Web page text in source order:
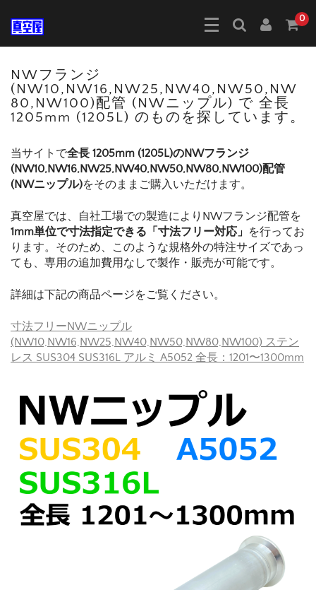
0
NWフランジ
(NW10,NW16,NW25,NW40,NW50,NW
80,NW100)配管 (NWニップル) で 全長
1205mm (1205L) のものを探しています。
当サイトで全長 1205mm (1205L)のNWフランジ
(NW10,NW16,NW25,NW40,NW50,NW80,NW100)配管
(NWニップル)をそのままご購入いただけます。
真空屋では、自社工場での製造によりNWフランジ配管を
1mm単位で寸法指定できる「寸法フリー対応」 を行ってお
ります。そのため、このような規格外の特注サイズであっ
ても、専用の追加費用なしで製作・販売が可能です。
詳細は下記の商品ページをご覧ください。
寸法フリーNWニップル
(NW10,NW16,NW25,NW40,NW50,NW80,NW100) ステン
レス SUS304 SUS316L アルミ A5052 全長：1201〜1300mm